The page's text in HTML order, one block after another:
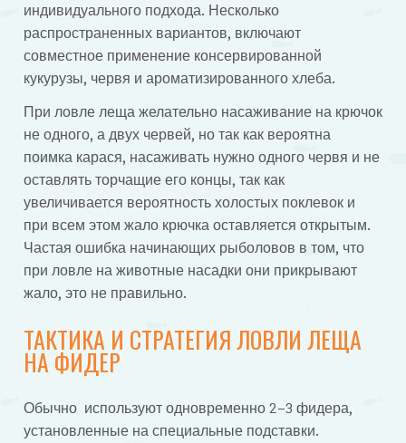
индивидуального подхода. Несколько
распространенных вариантов, включают
совместное применение консервированной
кукурузы, червя и ароматизированного хлеба.
При ловле леща желательно насаживание на крючок
не одного, а двух червей, но так как вероятна
поимка карася, насаживать нужно одного червя и не
оставлять торчащие его концы, так как
увеличивается вероятность холостых поклевок и
при всем этом жало крючка оставляется открытым.
Частая ошибка начинающих рыболовов в том, что
при ловле на животные насадки они прикрывают
жало, это не правильно.
ТАКТИКА И СТРАТЕГИЯ ЛОВЛИ ЛЕЩА
НА ФИДЕР
Обычно используют одновременно 2–3 фидера,
установленные на специальные подставки.